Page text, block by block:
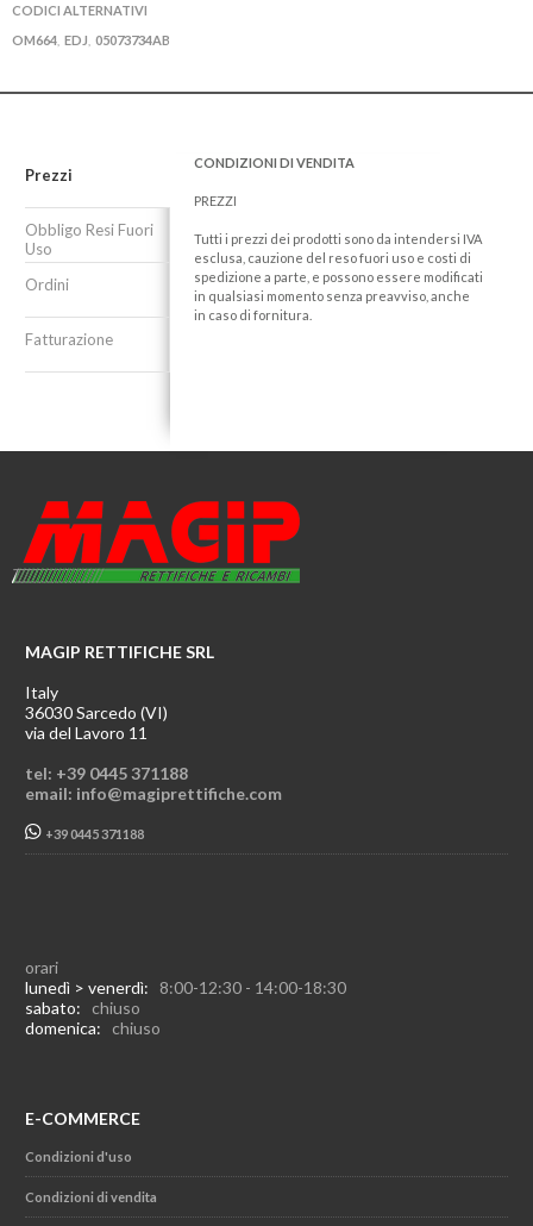
CODICI ALTERNATIVI
OM664 EDJ 05073734AB
Prezzi
Obbligo Resi Fuori
Uso
Ordini
Fatturazione
CONDIZIONI DI VENDITA
PREZZI
Tutti i prezzi dei prodotti sono da intendersi IVA
esclusa, cauzione del reso fuori uso e costi di
spedizione a parte, e possono essere modificati
in qualsiasi momento senza preavviso, anche
in caso di fornitura.
MAGIP RETTIFICHE SRL
Italy
36030 Sarcedo (VI)
via del Lavoro 11
tel: +39 0445 371188
email: info@magiprettifiche.com
+39 0445 371188
orari
lunedì > venerdì: 8:00-12:30 - 14:00-18:30
sabato: chiuso
domenica: chiuso
E-COMMERCE
Condizioni d'uso
Condizioni di vendita